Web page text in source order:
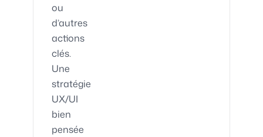
ou
d’autres
actions
clés.
Une
stratégie
UX/UI
bien
pensée